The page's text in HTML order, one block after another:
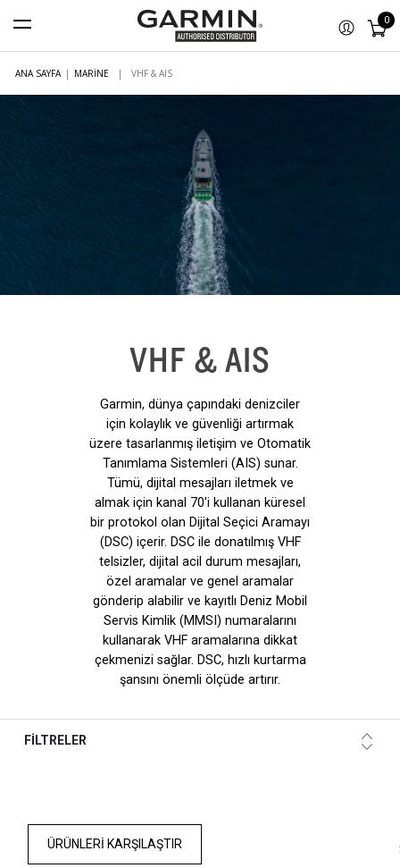
0
ANA SAYFA | MARINE | VHF & AIS
VHF & AIS
Garmin, dünya çapındaki denizciler
için kolaylık ve güvenliği artırmak
üzere tasarlanmış iletişim ve Otomatik
Tanımlama Sistemleri (AIS) sunar.
Tümü, dijital mesajları iletmek ve
almak için kanal 70'i kullanan küresel
bir protokol olan Dijital Seçici Aramayı
(DSC) içerir. DSC ile donatılmış VHF
telsizler, dijital acil durum mesajları,
özel aramalar ve genel aramalar
gönderip alabilir ve kayıtlı Deniz Mobil
Servis Kimlik (MMSI) numaralarını
kullanarak VHF aramalarına dikkat
çekmenizi sağlar. DSC, hızlı kurtarma
şansını önemli ölçüde artırır.
FİLTRELER
ÜRÜNLERI KARŞILAŞTIR